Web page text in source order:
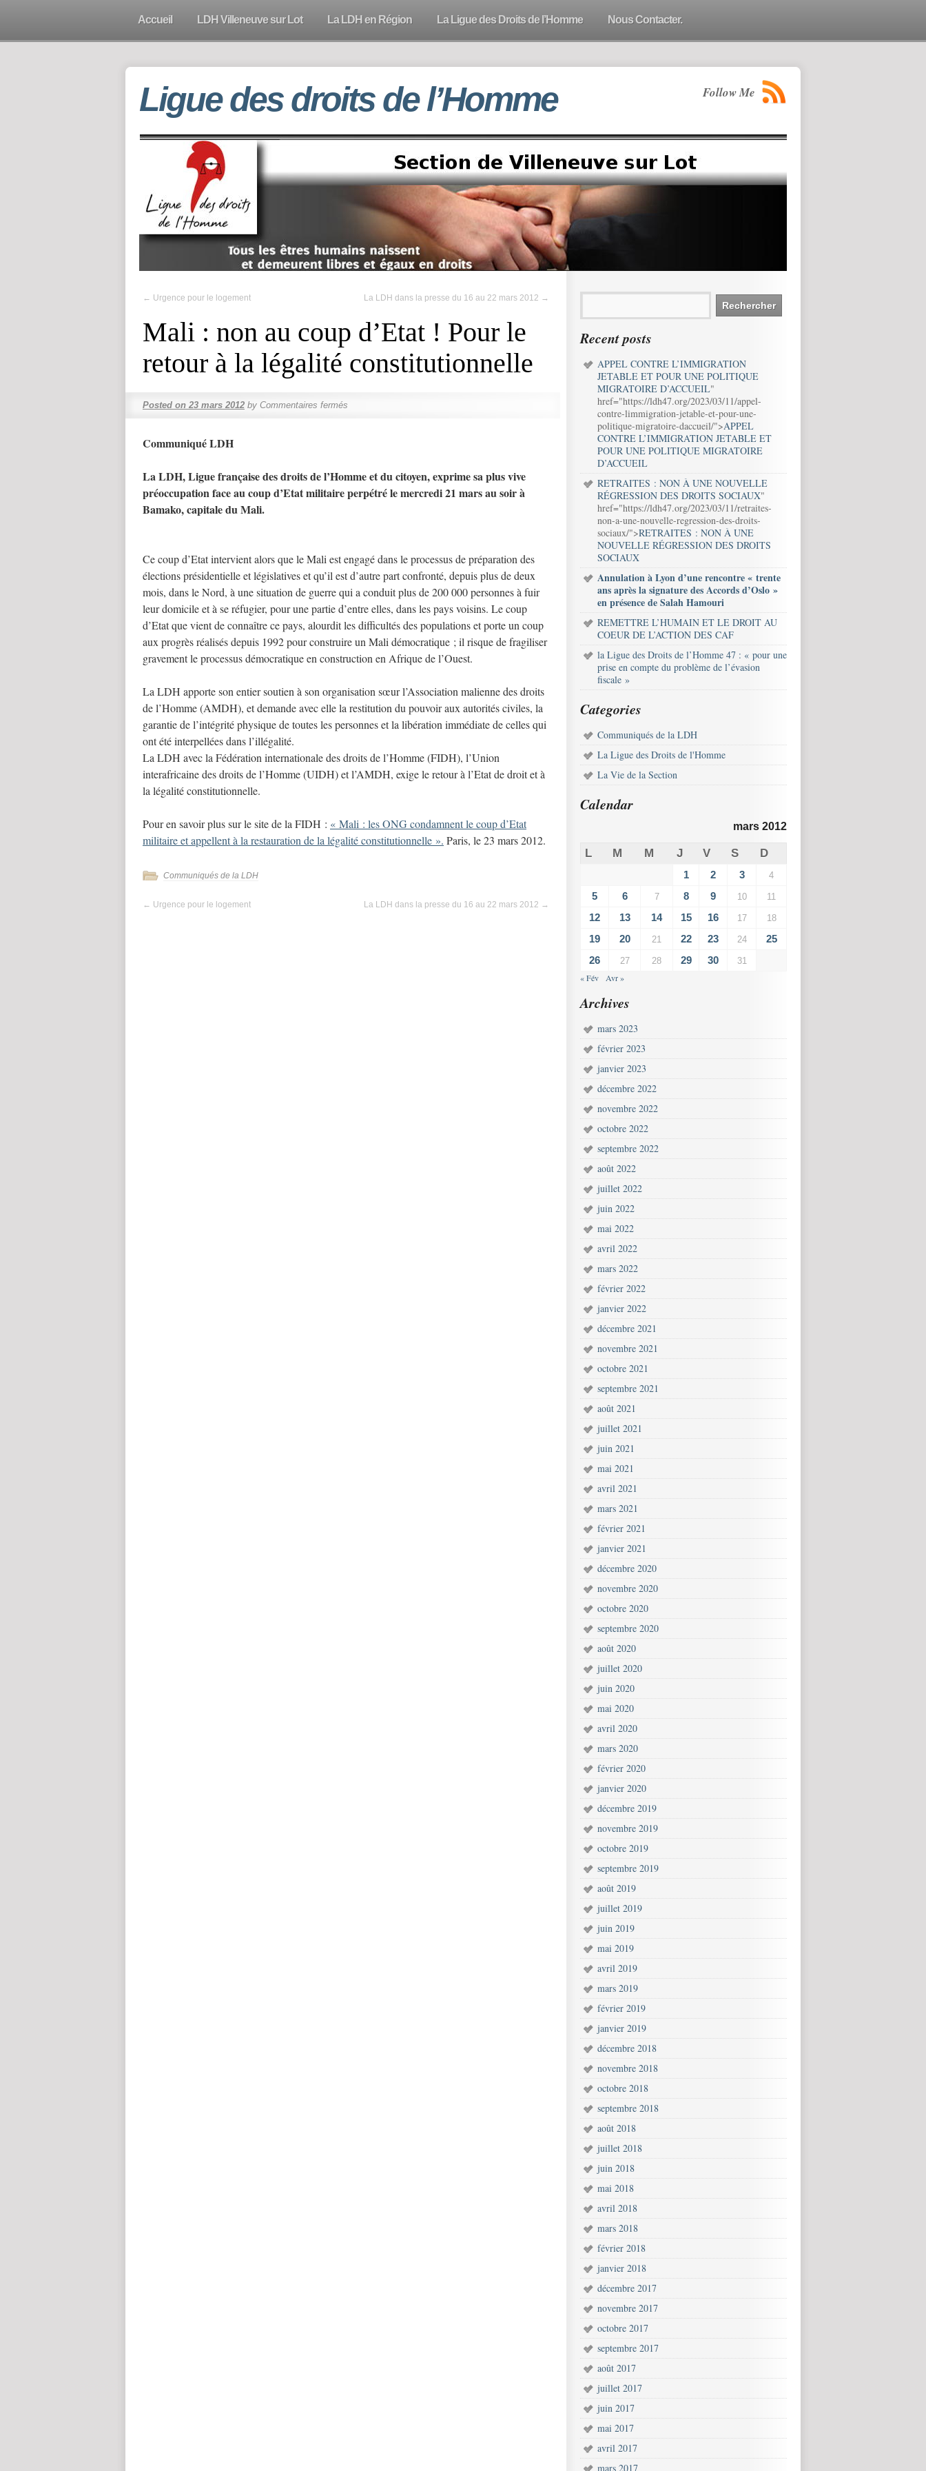
Accueil LDH Villeneuve sur Lot La LDH en Région La Ligue des Droits de l’Homme Nous Contacter.
Ligue des droits de l’Homme Follow Me
← Urgence pour le logement La LDH dans la presse du 16 au 22 mars 2012 →
Mali : non au coup d’Etat ! Pour le
retour à la légalité constitutionnelle
Posted on 23 mars 2012 by Commentaires fermés
Communiqué LDH
La LDH, Ligue française des droits de l’Homme et du citoyen, exprime sa plus vive
préoccupation face au coup d’Etat militaire perpétré le mercredi 21 mars au soir à
Bamako, capitale du Mali.
Ce coup d’Etat intervient alors que le Mali est engagé dans le processus de préparation des
élections présidentielle et législatives et qu’il est d’autre part confronté, depuis plus de deux
mois, dans le Nord, à une situation de guerre qui a conduit plus de 200 000 personnes à fuir
leur domicile et à se réfugier, pour une partie d’entre elles, dans les pays voisins. Le coup
d’Etat que vient de connaître ce pays, alourdit les difficultés des populations et porte un coup
aux progrès réalisés depuis 1992 pour construire un Mali démocratique ; il risque de fragiliser
gravement le processus démocratique en construction en Afrique de l’Ouest.
La LDH apporte son entier soutien à son organisation sœur l’Association malienne des droits
de l’Homme (AMDH), et demande avec elle la restitution du pouvoir aux autorités civiles, la
garantie de l’intégrité physique de toutes les personnes et la libération immédiate de celles qui
ont été interpellées dans l’illégalité.
La LDH avec la Fédération internationale des droits de l’Homme (FIDH), l’Union
interafricaine des droits de l’Homme (UIDH) et l’AMDH, exige le retour à l’Etat de droit et à
la légalité constitutionnelle.
Pour en savoir plus sur le site de la FIDH : « Mali : les ONG condamnent le coup d’Etat
militaire et appellent à la restauration de la légalité constitutionnelle ». Paris, le 23 mars 2012.
Communiqués de la LDH
← Urgence pour le logement La LDH dans la presse du 16 au 22 mars 2012 →
Recent posts
APPEL CONTRE L’IMMIGRATION
JETABLE ET POUR UNE POLITIQUE
MIGRATOIRE D’ACCUEIL"
href="https://ldh47.org/2023/03/11/appel-
contre-limmigration-jetable-et-pour-une-
politique-migratoire-daccueil/">APPEL
CONTRE L’IMMIGRATION JETABLE ET
POUR UNE POLITIQUE MIGRATOIRE
D’ACCUEIL
RETRAITES : NON À UNE NOUVELLE
RÉGRESSION DES DROITS SOCIAUX"
href="https://ldh47.org/2023/03/11/retraites-
non-a-une-nouvelle-regression-des-droits-
sociaux/">RETRAITES : NON À UNE
NOUVELLE RÉGRESSION DES DROITS
SOCIAUX
Annulation à Lyon d’une rencontre « trente
ans après la signature des Accords d’Oslo »
en présence de Salah Hamouri
REMETTRE L’HUMAIN ET LE DROIT AU
COEUR DE L’ACTION DES CAF
la Ligue des Droits de l’Homme 47 : « pour une
prise en compte du problème de l’évasion
fiscale »
Categories
Communiqués de la LDH
La Ligue des Droits de l'Homme
La Vie de la Section
Calendar
mars 2012
L M M J V S D
1 2 3 4
5 6 7 8 9 10 11
12 13 14 15 16 17 18
19 20 21 22 23 24
25
26
27 28 29 30 31
« Fév Avr »
Archives
mars 2023
février 2023
janvier 2023
décembre 2022
novembre 2022
octobre 2022
septembre 2022
août 2022
juillet 2022
juin 2022
mai 2022
avril 2022
mars 2022
février 2022
janvier 2022
décembre 2021
novembre 2021
octobre 2021
septembre 2021
août 2021
juillet 2021
juin 2021
mai 2021
avril 2021
mars 2021
février 2021
janvier 2021
décembre 2020
novembre 2020
octobre 2020
septembre 2020
août 2020
juillet 2020
juin 2020
mai 2020
avril 2020
mars 2020
février 2020
janvier 2020
décembre 2019
novembre 2019
octobre 2019
septembre 2019
août 2019
juillet 2019
juin 2019
mai 2019
avril 2019
mars 2019
février 2019
janvier 2019
décembre 2018
novembre 2018
octobre 2018
septembre 2018
août 2018
juillet 2018
juin 2018
mai 2018
avril 2018
mars 2018
février 2018
janvier 2018
décembre 2017
novembre 2017
octobre 2017
septembre 2017
août 2017
juillet 2017
juin 2017
mai 2017
avril 2017
mars 2017